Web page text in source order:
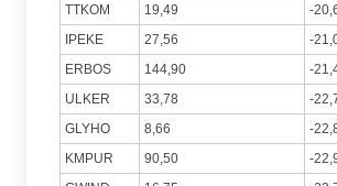
TTKOM
19,49
-
IPEKE
27,56
-
ERBOS
144,90
-
ULKER
33,78
-
GLYHO
8,66
-
KMPUR
90,50
-